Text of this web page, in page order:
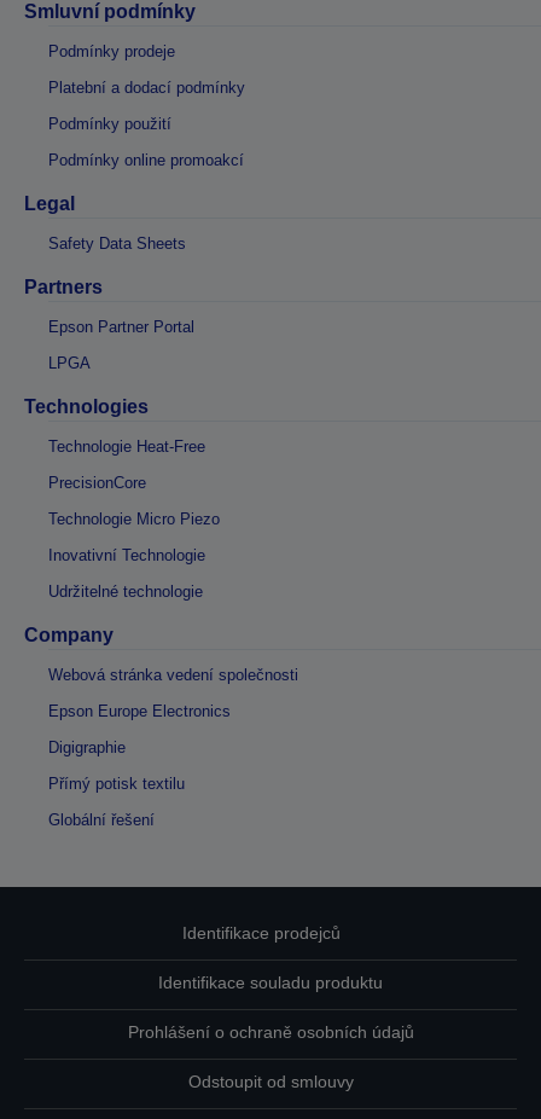
Smluvní podmínky
Podmínky prodeje
Platební a dodací podmínky
Podmínky použití
Podmínky online promoakcí
Legal
Safety Data Sheets
Partners
Epson Partner Portal
LPGA
Technologies
Technologie Heat-Free
PrecisionCore
Technologie Micro Piezo
Inovativní Technologie
Udržitelné technologie
Company
Webová stránka vedení společnosti
Epson Europe Electronics
Digigraphie
Přímý potisk textilu
Globální řešení
Identifikace prodejců
Identifikace souladu produktu
Prohlášení o ochraně osobních údajů
Odstoupit od smlouvy